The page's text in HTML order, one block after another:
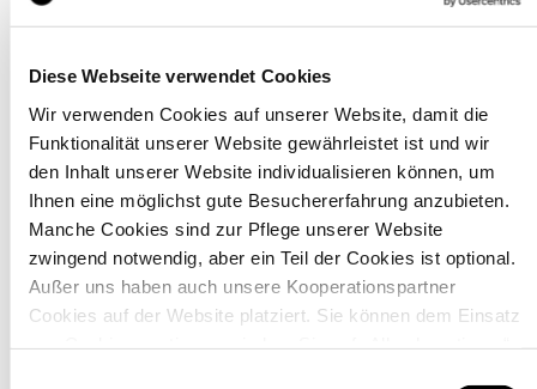
Diese Webseite verwendet Cookies
Wir verwenden Cookies auf unserer Website, damit die
Funktionalität unserer Website gewährleistet ist und wir
den Inhalt unserer Website individualisieren können, um
Ihnen eine möglichst gute Besuchererfahrung anzubieten.
Manche Cookies sind zur Pflege unserer Website
zwingend notwendig, aber ein Teil der Cookies ist optional.
Außer uns haben auch unsere Kooperationspartner
Cookies auf der Website platziert. Sie können dem Einsatz
Details